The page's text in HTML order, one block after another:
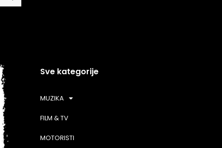
Sve kategorije
MUZIKA
FILM & TV
MOTORISTI